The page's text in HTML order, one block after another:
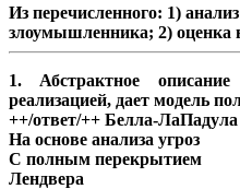
Из перечисленного: 1)
злоумышленника; 2) оценка
1. Абстрактное
реализацией, дает модель
++/ответ/++ Белла-ЛаПадула
На основе анализа угроз
С полным перекрытием
Лендвера